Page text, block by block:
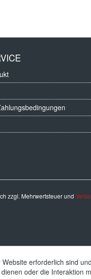
zzgl. Mehrwertsteuer und
erforderlich sind
oder die Interaktion